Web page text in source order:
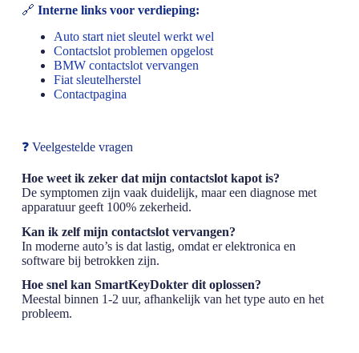
🔗 Interne links voor verdieping:
Auto start niet sleutel werkt wel
Contactslot problemen opgelost
BMW contactslot vervangen
Fiat sleutelherstel
Contactpagina
❓ Veelgestelde vragen
Hoe weet ik zeker dat mijn contactslot kapot is?
De symptomen zijn vaak duidelijk, maar een diagnose met
apparatuur geeft 100% zekerheid.
Kan ik zelf mijn contactslot vervangen?
In moderne auto’s is dat lastig, omdat er elektronica en
software bij betrokken zijn.
Hoe snel kan SmartKeyDokter dit oplossen?
Meestal binnen 1-2 uur, afhankelijk van het type auto en het
probleem.